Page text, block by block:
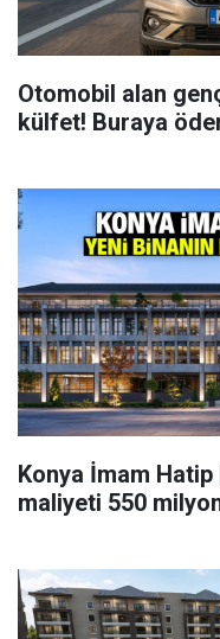
Otomobil alan
külfet! Buraya
Konya İmam Hatip
maliyeti 550